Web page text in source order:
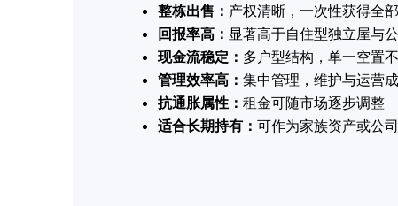
整栋出售： 产权清晰，一次性获得全
回报率高： 显著高于自住型独立屋与
现金流稳定： 多户型结构，单一空置
管理效率高： 集中管理，维护与运营
抗通胀属性： 租金可随市场逐步调整
适合长期持有： 可作为家族资产或公